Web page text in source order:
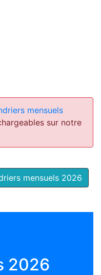
mensuels
sur notre
mensuels 2026
2026